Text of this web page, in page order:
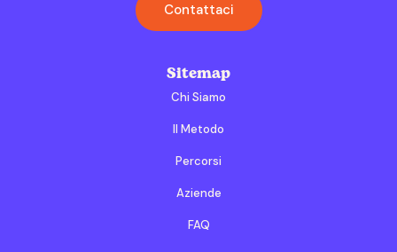
Contattaci
Sitemap
Chi Siamo
Il Metodo
Percorsi
Aziende
FAQ